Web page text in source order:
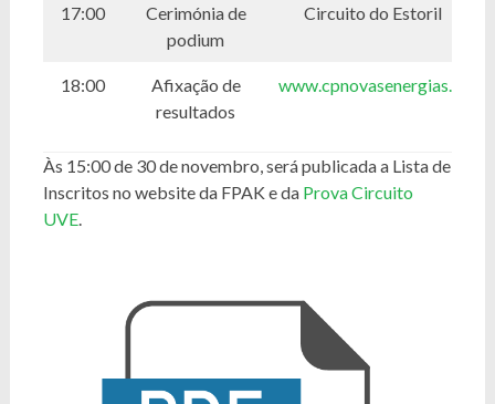
17:00
Cerimónia de
podium
Circuito do Estoril
18:00
Afixação de
resultados
www.cpnovasenergias.pt
Às 15:00 de 30 de novembro, será publicada a Lista de
Inscritos no website da FPAK e da Prova Circuito
UVE.